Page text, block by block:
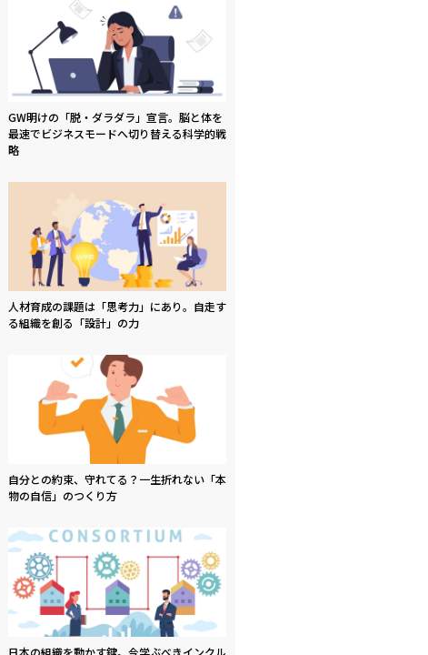
GW明けの「脱・ダラダラ」宣言。脳と体を
最速でビジネスモードへ切り替える科学的戦
略
人材育成の課題は「思考力」にあり。自走す
る組織を創る「設計」の力
自分との約束、守れてる？一生折れない「本
物の自信」のつくり方
日本の組織を動かす鍵。今学ぶべきインクル